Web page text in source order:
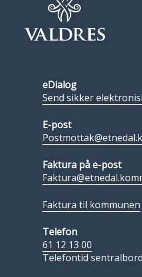
eDialog
Send sikker
E-post
Faktura på e-post
Faktura til kommunen
Telefon
61 12 13 00
Telefontid